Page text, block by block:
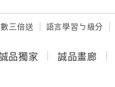
三倍送 語言學習ㄅ級分
品獨家 誠品畫廊